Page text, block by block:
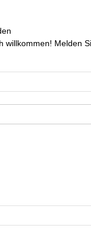
willkommen! Melden